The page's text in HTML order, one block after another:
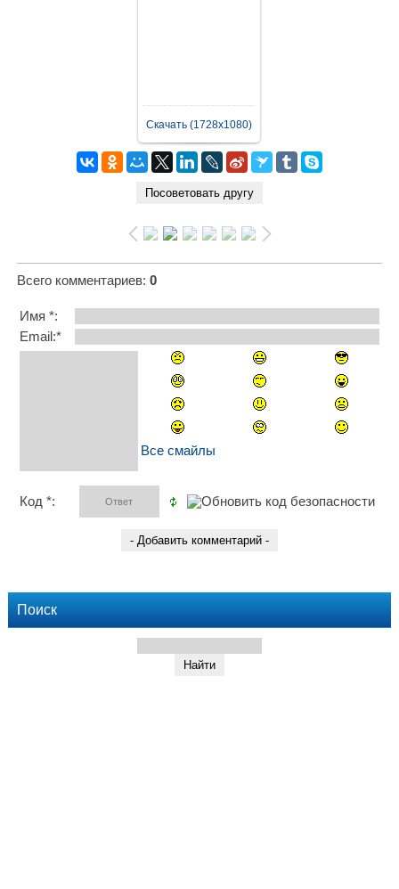
Скачать (1728x1080)
Всего комментариев: 0
Имя *:
Email:*
Все смайлы
Код *:
Поиск